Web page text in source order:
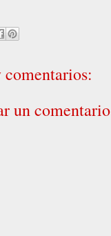
comentarios:
un comentario